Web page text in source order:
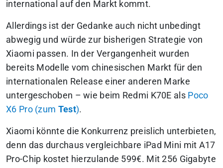
international auf den Markt kommt.
Allerdings ist der Gedanke auch nicht unbedingt
abwegig und würde zur bisherigen Strategie von
Xiaomi passen. In der Vergangenheit wurden
bereits Modelle vom chinesischen Markt für den
internationalen Release einer anderen Marke
untergeschoben – wie beim Redmi K70E als Poco
X6 Pro (zum Test).
Xiaomi könnte die Konkurrenz preislich unterbieten,
denn das durchaus vergleichbare iPad Mini mit A17
Pro-Chip kostet hierzulande 599€. Mit 256 Gigabyte